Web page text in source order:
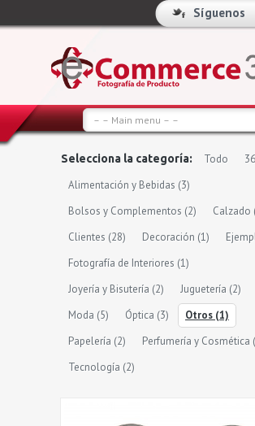
Síguenos
Selecciona la categoría: Todo
Alimentación y Bebidas (3)
Bolsos y Complementos (2) Calzado
Clientes (28) Decoración (1)
Fotografía de Interiores (1)
Joyería y Bisutería (2) Juguetería (2)
Moda (5) Óptica (3) Otros (1)
Papelería (2) Perfumería y Cosmética
Tecnología (2)